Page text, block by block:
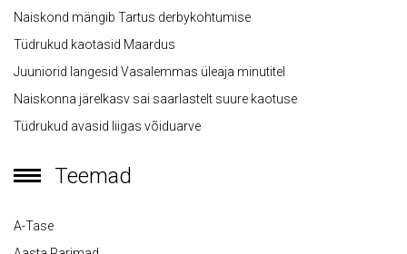
Naiskond mängib Tartus derbykohtumise
Tüdrukud kaotasid Maardus
Juuniorid langesid Vasalemmas üleaja minutitel
Naiskonna järelkasv sai saarlastelt suure kaotuse
Tüdrukud avasid liigas võiduarve
Teemad
A-Tase